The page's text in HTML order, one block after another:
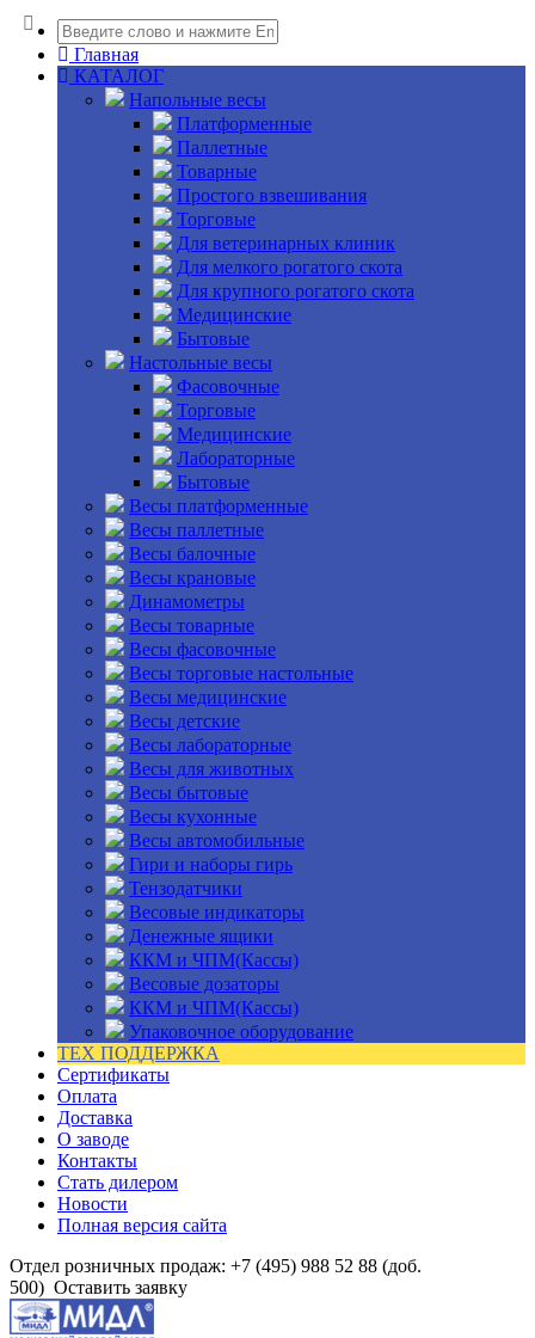
Главная
КАТАЛОГ
Напольные весы
Платформенные
Паллетные
Товарные
Простого взвешивания
Торговые
Для ветеринарных клиник
Для мелкого рогатого скота
Для крупного рогатого скота
Медицинские
Бытовые
Настольные весы
Фасовочные
Торговые
Медицинские
Лабораторные
Бытовые
Весы платформенные
Весы паллетные
Весы балочные
Весы крановые
Динамометры
Весы товарные
Весы фасовочные
Весы торговые настольные
Весы медицинские
Весы детские
Весы лабораторные
Весы для животных
Весы бытовые
Весы кухонные
Весы автомобильные
Гири и наборы гирь
Тензодатчики
Весовые индикаторы
Денежные ящики
ККМ и ЧПМ(Кассы)
Весовые дозаторы
ККМ и ЧПМ(Кассы)
Упаковочное оборудование
ТЕХ ПОДДЕРЖКА
Сертификаты
Оплата
Доставка
О заводе
Контакты
Стать дилером
Новости
Полная версия сайта
Отдел розничных продаж: +7 (495) 988 52 88 (доб.
500) Оставить заявку